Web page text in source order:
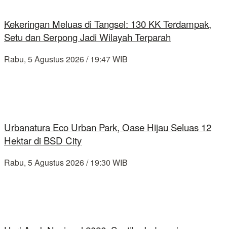
Kekeringan Meluas di Tangsel: 130 KK Terdampak,
Setu dan Serpong Jadi Wilayah Terparah
Rabu, 5 Agustus 2026 / 19:47 WIB
Urbanatura Eco Urban Park, Oase Hijau Seluas 12
Hektar di BSD City
Rabu, 5 Agustus 2026 / 19:30 WIB